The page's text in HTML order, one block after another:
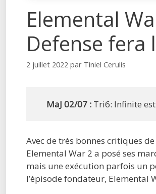
Elemental
Defense fera
2 juillet 2022 par Tiniel Cerulis
MaJ 02/07 : Tri6: Infinite
Avec de très bonnes critiques
Elemental War 2 a posé ses
mais une exécution parfois un
l’épisode fondateur, Elemental